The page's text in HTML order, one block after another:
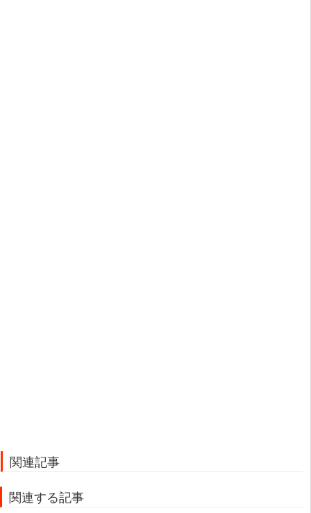
関連記事
関連する記事